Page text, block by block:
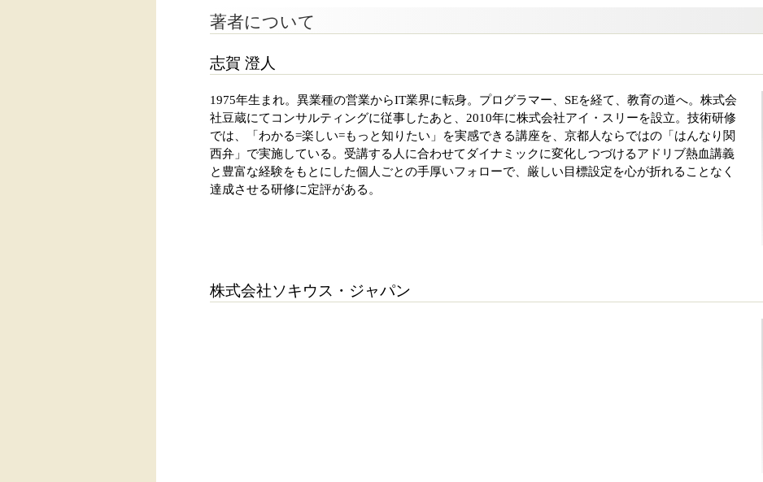
著者について
志賀 澄人
1975年生まれ。異業種の営業からIT業界に転身。プログラマー、SEを経て、教育の道へ。株式会
社豆蔵にてコンサルティングに従事したあと、2010年に株式会社アイ・スリーを設立。技術研修
では、「わかる=楽しい=もっと知りたい」を実感できる講座を、京都人ならではの「はんなり関
西弁」で実施している。受講する人に合わせてダイナミックに変化しつづけるアドリブ熱血講義
と豊富な経験をもとにした個人ごとの手厚いフォローで、厳しい目標設定を心が折れることなく
達成させる研修に定評がある。
株式会社ソキウス・ジャパン